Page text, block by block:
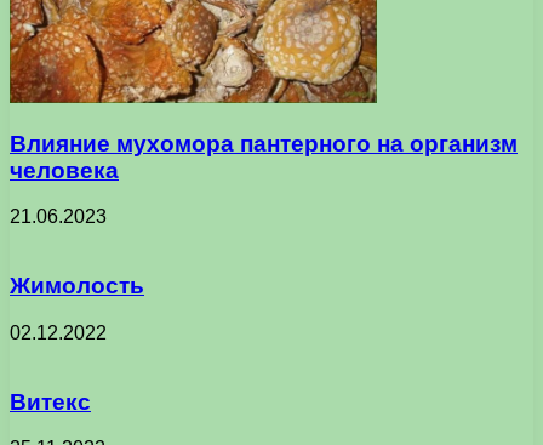
Влияние мухомора пантерного на организм
человека
21.06.2023
Жимолость
02.12.2022
Витекс